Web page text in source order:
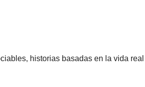
historias basadas en la vida real